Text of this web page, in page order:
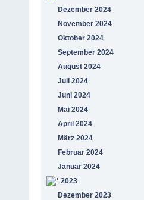
Dezember 2024
November 2024
Oktober 2024
September 2024
August 2024
Juli 2024
Juni 2024
Mai 2024
April 2024
März 2024
Februar 2024
Januar 2024
2023
Dezember 2023